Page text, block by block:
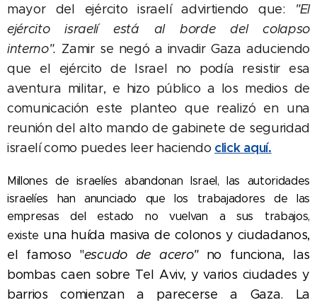
mayor del ejército israelí advirtiendo que: "El
ejército israelí está al borde del colapso
interno". Zamir se negó a invadir Gaza aduciendo
que el ejército de Israel no podía resistir esa
aventura militar, e hizo público a los medios de
comunicación este planteo que realizó en una
reunión del alto mando de gabinete de seguridad
israelí como puedes leer haciendo click aquí.
Millones de israelíes abandonan Israel, las autoridades
israelíes han anunciado que los trabajadores de las
empresas del estado no vuelvan a sus trabajos,
existe una huída masiva de colonos y ciudadanos,
el famoso "escudo de acero"no funciona, las
bombas caen sobre Tel Aviv, y varios ciudades y
barrios comienzan a parecerse a Gaza. La